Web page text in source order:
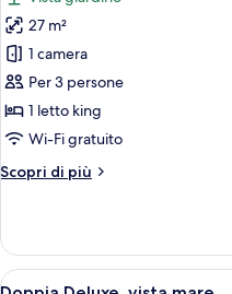
foto
per
Doppia
Superior,
vista
giardino
27 m²
1 camera
Per 3 persone
1 letto king
Wi-Fi gratuito
Scopri di più
Altri
Superior,
vista
giardino
Apri
5